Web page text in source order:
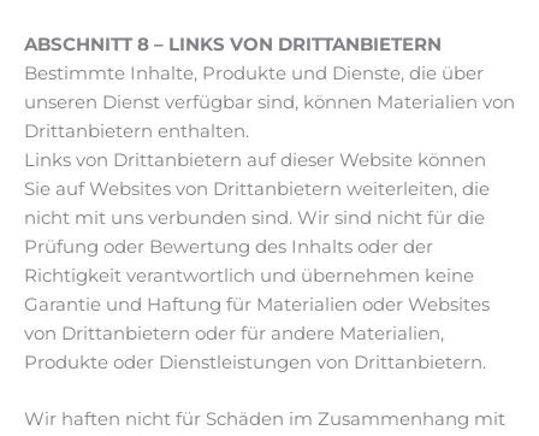
ABSCHNITT 8 – LINKS VON DRITTANBIETERN
Bestimmte Inhalte, Produkte und Dienste, die über
unseren Dienst verfügbar sind, können Materialien von
Drittanbietern enthalten.
Links von Drittanbietern auf dieser Website können
Sie auf Websites von Drittanbietern weiterleiten, die
nicht mit uns verbunden sind. Wir sind nicht für die
Prüfung oder Bewertung des Inhalts oder der
Richtigkeit verantwortlich und übernehmen keine
Garantie und Haftung für Materialien oder Websites
von Drittanbietern oder für andere Materialien,
Produkte oder Dienstleistungen von Drittanbietern.
Wir haften nicht für Schäden im Zusammenhang mit